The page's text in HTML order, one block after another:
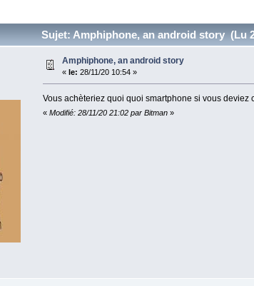
Sujet: Amphiphone, an android story (Lu
Amphiphone, an android story
« le: 28/11/20 10:54 »
Vous achèteriez quoi quoi smartphone si vous
«Modifié: 28/11/20 21:02 par Bitman »